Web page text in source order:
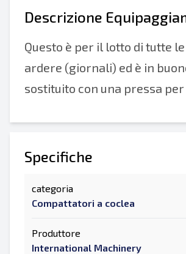
Descrizione
Questo è per il lotto di tutte
ardere (giornali) ed è in
sostituito con una pressa
Specifiche
categoria
Compattatori a coclea
Produttore
International Machinery